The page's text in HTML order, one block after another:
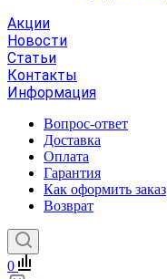
Акции
Новости
Статьи
Контакты
Информация
Вопрос-ответ
Доставка
Оплата
Гарантия
Как оформить заказ
Возврат
0